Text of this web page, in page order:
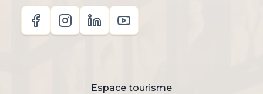
Espace tourisme